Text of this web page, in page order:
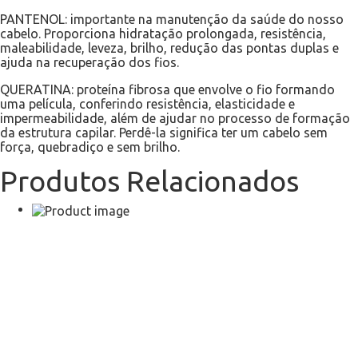
PANTENOL: importante na manutenção da saúde do nosso
cabelo. Proporciona hidratação prolongada, resistência,
maleabilidade, leveza, brilho, redução das pontas duplas e
ajuda na recuperação dos fios.
QUERATINA: proteína fibrosa que envolve o fio formando
uma película, conferindo resistência, elasticidade e
impermeabilidade, além de ajudar no processo de formação
da estrutura capilar. Perdê-la significa ter um cabelo sem
força, quebradiço e sem brilho.
Produtos Relacionados